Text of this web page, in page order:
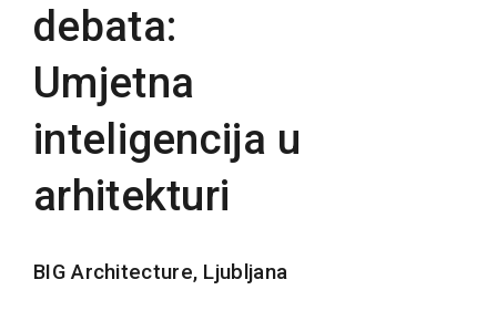
debata:
Umjetna
inteligencija u
arhitekturi
BIG Architecture, Ljubljana